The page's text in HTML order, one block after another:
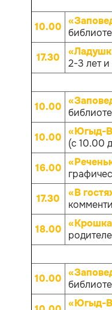
10.00
17.30
2-3 лет
10.00
10.00 «Югыд-
(с 10.00
16.00
17.30
«В
18.00
10.00
«Югыд-